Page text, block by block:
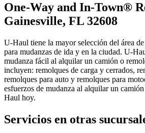
One-Way and In-Town®
Gainesville, FL 32608
U-Haul tiene la mayor selección del área
para mudanzas de ida y en la ciudad. U-
mudanza fácil al alquilar un camión o
incluyen: remolques de carga y cerrados,
remolques para auto y remolques para
esfuerzos de mudanza al alquilar un
Haul hoy.
Servicios en otras